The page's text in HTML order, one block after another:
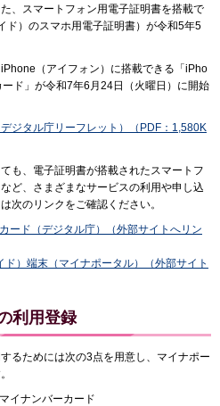
、スマートフォン用電子証明書を搭載で
ド）のスマホ用電子証明書）が令和5年5
（アイフォン）に搭載できる「iPho
ド」が令和7年6月24日（火曜日）に開始
ジタル庁リーフレット）（PDF：1,580K
も、電子証明書が搭載されたスマートフ
ど、さまざまなサービスの利用や申し込
次のリンクをご確認ください。
ード（デジタル庁）（外部サイトへリン
）端末（マイナポータル）（外部サイト
利用登録
るためには次の3点を用意し、マイナポー
イナンバーカード